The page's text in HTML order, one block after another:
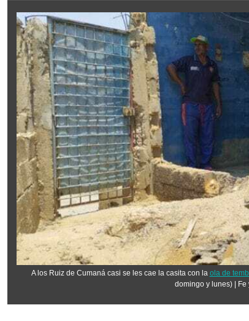
A los Ruiz de Cumaná casi se les cae la casita con la ola de
domingo y lunes) | Fe